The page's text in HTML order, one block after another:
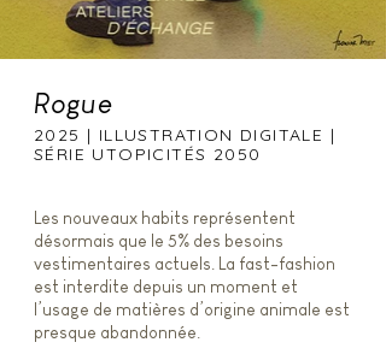
Rogue
2025 | ILLUSTRATION DIGITALE |
SÉRIE UTOPICITÉS 2050
Les nouveaux habits représentent
désormais que le 5% des besoins
vestimentaires actuels. La fast-fashion
est interdite depuis un moment et
l’usage de matières d’origine animale est
presque abandonnée.